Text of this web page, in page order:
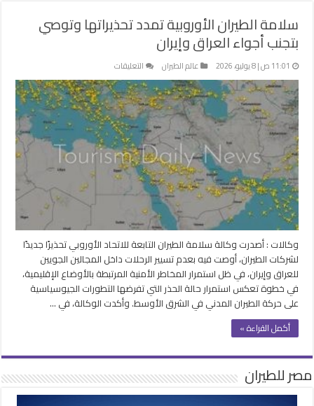
سلامة الطيران الأوروبية تمدد تحذيراتها وتوصي
بتجنب أجواء العراق وإيران
11:01 ص | 8 يوليو، 2026 عالم الطيران التعليقات
سلامة
الطيران
الأوروبية
تمدد
تحذيراتها
وتوصي
بتجنب
أجواء
وكالات : أصدرت وكالة سلامة الطيران التابعة للاتحاد الأوروبي تحذيرًا جديدًا
لشركات الطيران، أوصت فيه بعدم تسيير الرحلات داخل المجالين الجويين
للعراق وإيران، في ظل استمرار المخاطر الأمنية المرتبطة بالأوضاع الإقليمية،
في خطوة تعكس استمرار حالة الحذر التي تفرضها التطورات الجيوسياسية
على حركة الطيران المدني في الشرق الأوسط. وأكدت الوكالة، في …
أكمل القراءة »
مصر للطيران